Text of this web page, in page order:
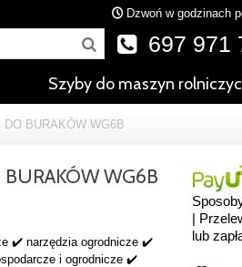
Dzwoń w godzinach
697 971
Szyby do maszyn
BURAKÓW WG6B
WG6B
✔️ narzędzia ogrodnicze ✔️
i ogrodnicze ✔️
|
lub